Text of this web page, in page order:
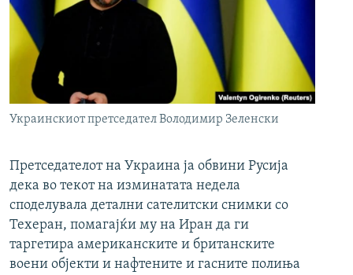
Украинскиот претседател Володимир Зеленски
Претседателот на Украина ја обвини Русија
дека во текот на изминатата недела
споделувала детални сателитски снимки со
Техеран, помагајќи му на Иран да ги
таргетира американските и британските
воени објекти и нафтените и гасните полиња